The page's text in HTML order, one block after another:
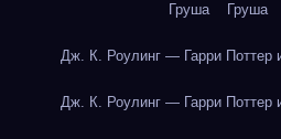
Груша Груша
Дж. К. Роулинг — Гарри Поттер
Дж. К. Роулинг — Гарри Поттер